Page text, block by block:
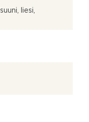
liesi,